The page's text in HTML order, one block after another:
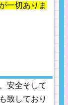
一切ありま
安全そして
致しており